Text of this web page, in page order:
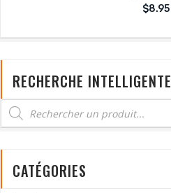
Note
sur
$8.95
RECHERCHE INTELLIGENTE
CATÉGORIES